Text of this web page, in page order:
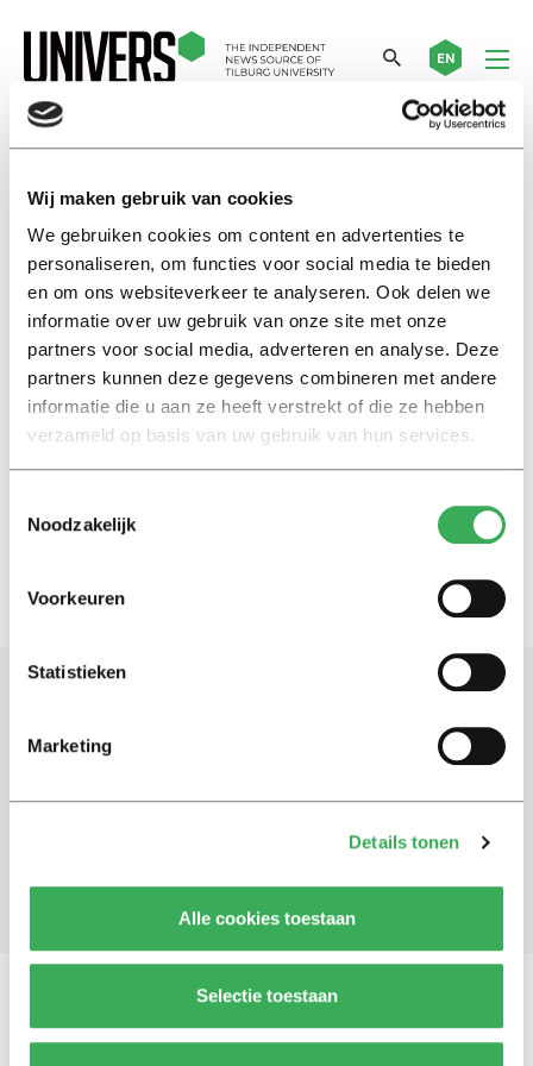
Wij maken gebruik van cookies
We gebruiken cookies om content en advertenties te
personaliseren, om functies voor social media te bieden
en om ons websiteverkeer te analyseren. Ook delen we
informatie over uw gebruik van onze site met onze
partners voor social media, adverteren en analyse. Deze
partners kunnen deze gegevens combineren met andere
informatie die u aan ze heeft verstrekt of die ze hebben
verzameld op basis van uw gebruik van hun services.
Noodzakelijk
Voorkeuren
Statistieken
Marketing
Details tonen
Alle cookies toestaan
Selectie toestaan
EN
Vervalste Mondriaan ontdekt
door Tilburgse hoogleraar
09 september 2017
Column
Gewelddadige beproeving
hoort bij ontgroening
Blijf op de hoogte. Meld je aan voor de nieuwsbrief van
Vragen, opmerkingen of tips?Neem contact met